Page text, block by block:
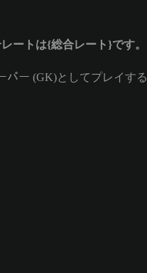
ートは{総合レート}です。
パー (GK)としてプレイす